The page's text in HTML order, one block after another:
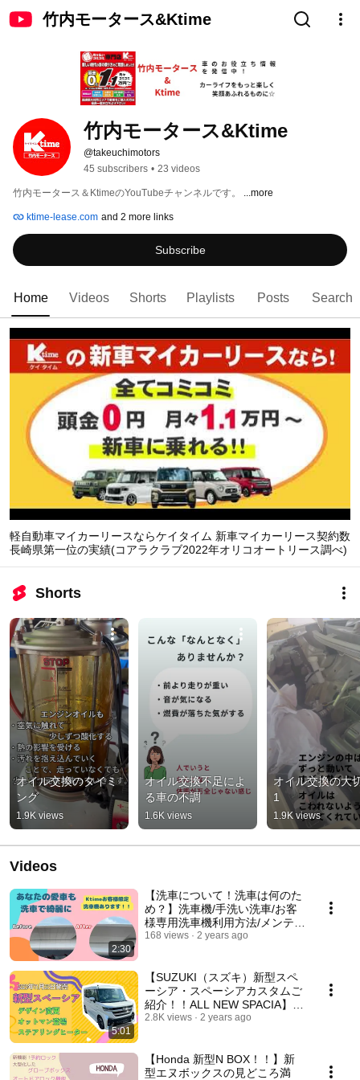
竹内モータース&Ktime
竹内モータース&Ktime
@takeuchimotors
45 subscribers • 23 videos
竹内モータース＆KtimeのYouTubeチャンネルです。 ...more
ktime-lease.com and 2 more links
Subscribe
Home Videos Shorts Playlists Posts Search
軽自動車マイカーリースならケイタイム 新車マイカーリース契約数
長崎県第一位の実績(コアラクラブ2022年オリコオートリース調べ)
Shorts
オイル交換のタイミ
ング
1.9K views
オイル交換不足によ
る車の不調
1.6K views
オイル交換の大
1
1.9K views
Videos
2:30
【洗車について！洗車は何のた
め？】洗車機/手洗い洗車/お客
様専用洗車機利用方法/メンテナ
ンス
168 views 2 years ago
5:01
【SUZUKI（スズキ）新型スペ
ーシア・スペーシアカスタムご
紹介！！ALL NEW SPACIA】オ
ットマン/ステアリングヒータ
2.8K views 2 years ago
【Honda 新型N BOX！！】新
型エヌボックスの見どころ満